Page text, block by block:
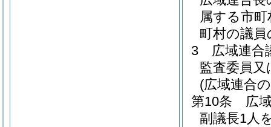
属する市
町村の議
3
広域連合
監査委員
(広域連合
第10条
広
副議長1人